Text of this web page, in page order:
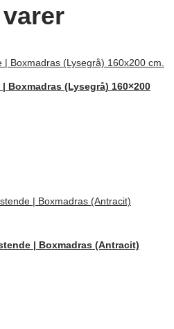
Boxmadras (Lysegrå) 160×200
| Boxmadras (Antracit)